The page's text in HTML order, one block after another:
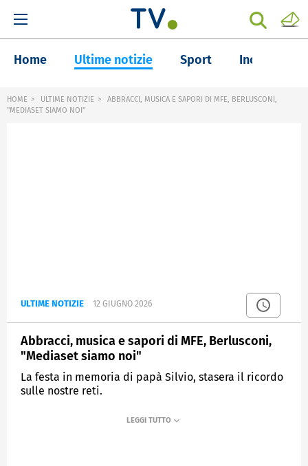
Home Ultime notizie Sport Inchieste
HOME ULTIME NOTIZIE
ABBRACCI, MUSICA E SAPORI DI MFE, BERLUSCONI,
"MEDIASET SIAMO NOI"
ULTIME NOTIZIE 12 GIUGNO 2026
Abbracci, musica e sapori di MFE, Berlusconi,
"Mediaset siamo noi"
La festa in memoria di papà Silvio, stasera il ricordo
sulle nostre reti.